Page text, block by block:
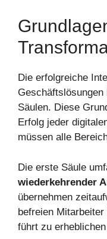
Die erfolgreiche
Säulen. Diese
Erfolg jeder
müssen alle
Die erste Säule
wiederkehrender
übernehmen
befreien
führt zu